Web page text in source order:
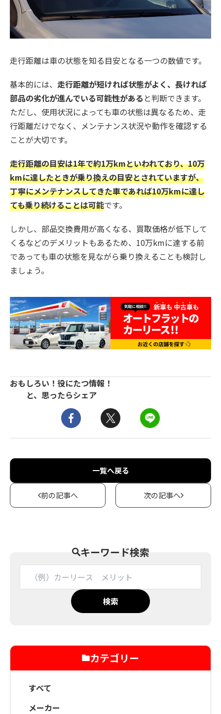
走行距離は車の状態を知る目安となる一つの数値です。
基本的には、 走行距離が短ければ状態がよく、長ければ
部品の劣化が進んでいる可能性がある と判断できます。
ただし、使用状況によっても車の状態は異なるため、走
行距離だけでなく、メンテナンス状況や動作を確認する
ことが大切です。
走行距離の目安は1年で約1万kmといわれており、10万
kmに達したときが乗り換えの目安とされていますが、
丁寧にメンテナンスしてきた車であれば10万kmに達し
ても乗り続けることは可能です。
しかし、部品交換費用が高くなる、買取価格が低下して
くるなどのデメリットもあるため、10万kmに達する前
であっても車の状態を見ながら乗り換えることも検討し
ましょう。
おもしろい！役にたつ情報！
と、思ったらシェア
一覧へ戻る
前の記事へ 次の記事へ
キーワード検索
検索
カテゴリー
すべて
メーカー